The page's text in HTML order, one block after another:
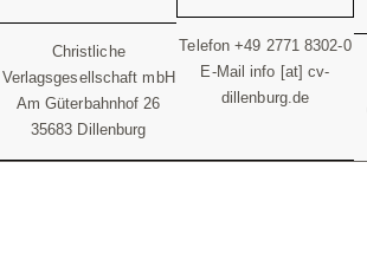
Christliche
Verlagsgesellschaft mbH
Am Güterbahnhof 26
35683 Dillenburg
Telefon +49 2771 8302-0
E-Mail info [at] cv-
dillenburg.de